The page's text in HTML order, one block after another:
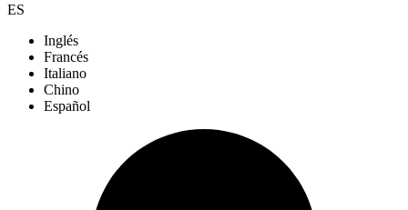
ES
Inglés
Francés
Italiano
Chino
Español